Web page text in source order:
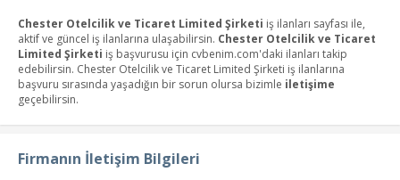
Chester Otelcilik ve Ticaret Limited Şirketi iş ilanları sayfası ile,
aktif ve güncel iş ilanlarına ulaşabilirsin. Chester Otelcilik ve Ticaret
Limited Şirketi iş başvurusu için cvbenim.com'daki ilanları takip
edebilirsin. Chester Otelcilik ve Ticaret Limited Şirketi iş ilanlarına
başvuru sırasında yaşadığın bir sorun olursa bizimle iletişime
geçebilirsin.
Firmanın İletişim Bilgileri